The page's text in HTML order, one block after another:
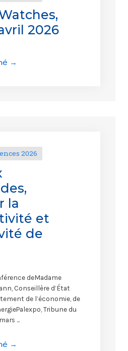
2026
→
2026
la
et
de
deMadame
Conseillère d’État
de l’économie, de
Tribune du
...
→